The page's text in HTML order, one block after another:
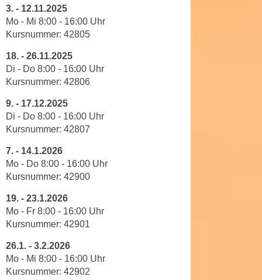
3. - 12.11.2025
Mo - Mi 8:00 - 16:00 Uhr
Kursnummer: 42805
18. - 26.11.2025
Di - Do 8:00 - 16:00 Uhr
Kursnummer: 42806
9. - 17.12.2025
Di - Do 8:00 - 16:00 Uhr
Kursnummer: 42807
7. - 14.1.2026
Mo - Do 8:00 - 16:00 Uhr
Kursnummer: 42900
19. - 23.1.2026
Mo - Fr 8:00 - 16:00 Uhr
Kursnummer: 42901
26.1. - 3.2.2026
Mo - Mi 8:00 - 16:00 Uhr
Kursnummer: 42902
n
g
e
n
e
h
e
O
i
n
e
-
J
u
r
e
n
e
D
a
e
n
a
u
c
h
n
U
t
e
r